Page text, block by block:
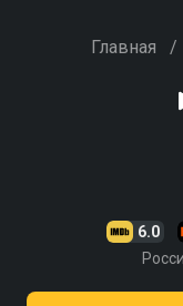
Главная /
6.0